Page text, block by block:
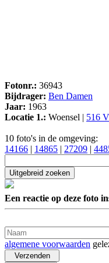
Fotonr.: 36943
Bijdrager: Ben Damen
Jaar: 1963
Locatie 1.: Woensel | 516
10 foto's in de omgeving:
14166
14865 27209
Een reactie op deze foto
algemene voorwaarden